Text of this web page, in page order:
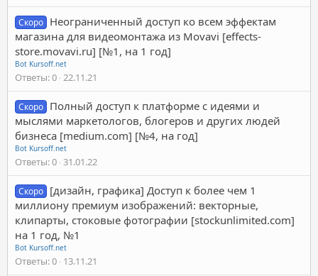
Скоро Неограниченный доступ ко всем эффектам
магазина для видеомонтажа из Movavi [effects-
store.movavi.ru] [№1, на 1 год]
Bot Kursoff.net
Ответы 0 22.11.21
Скоро Полный доступ к платформе с идеями и
мыслями маркетологов, блогеров и других людей
бизнеса [medium.com] [№4, на год]
Bot Kursoff.net
Ответы 0 31.01.22
Скоро [дизайн, графика] Доступ к более чем 1
миллиону премиум изображений: векторные,
клипарты, стоковые фотографии [stockunlimited.com]
на 1 год, №1
Bot Kursoff.net
Ответы 0 13.11.21